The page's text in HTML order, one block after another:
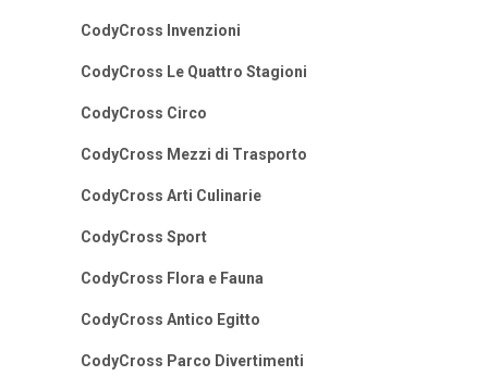
CodyCross Invenzioni
CodyCross Le Quattro Stagioni
CodyCross Circo
CodyCross Mezzi di Trasporto
CodyCross Arti Culinarie
CodyCross Sport
CodyCross Flora e Fauna
CodyCross Antico Egitto
CodyCross Parco Divertimenti